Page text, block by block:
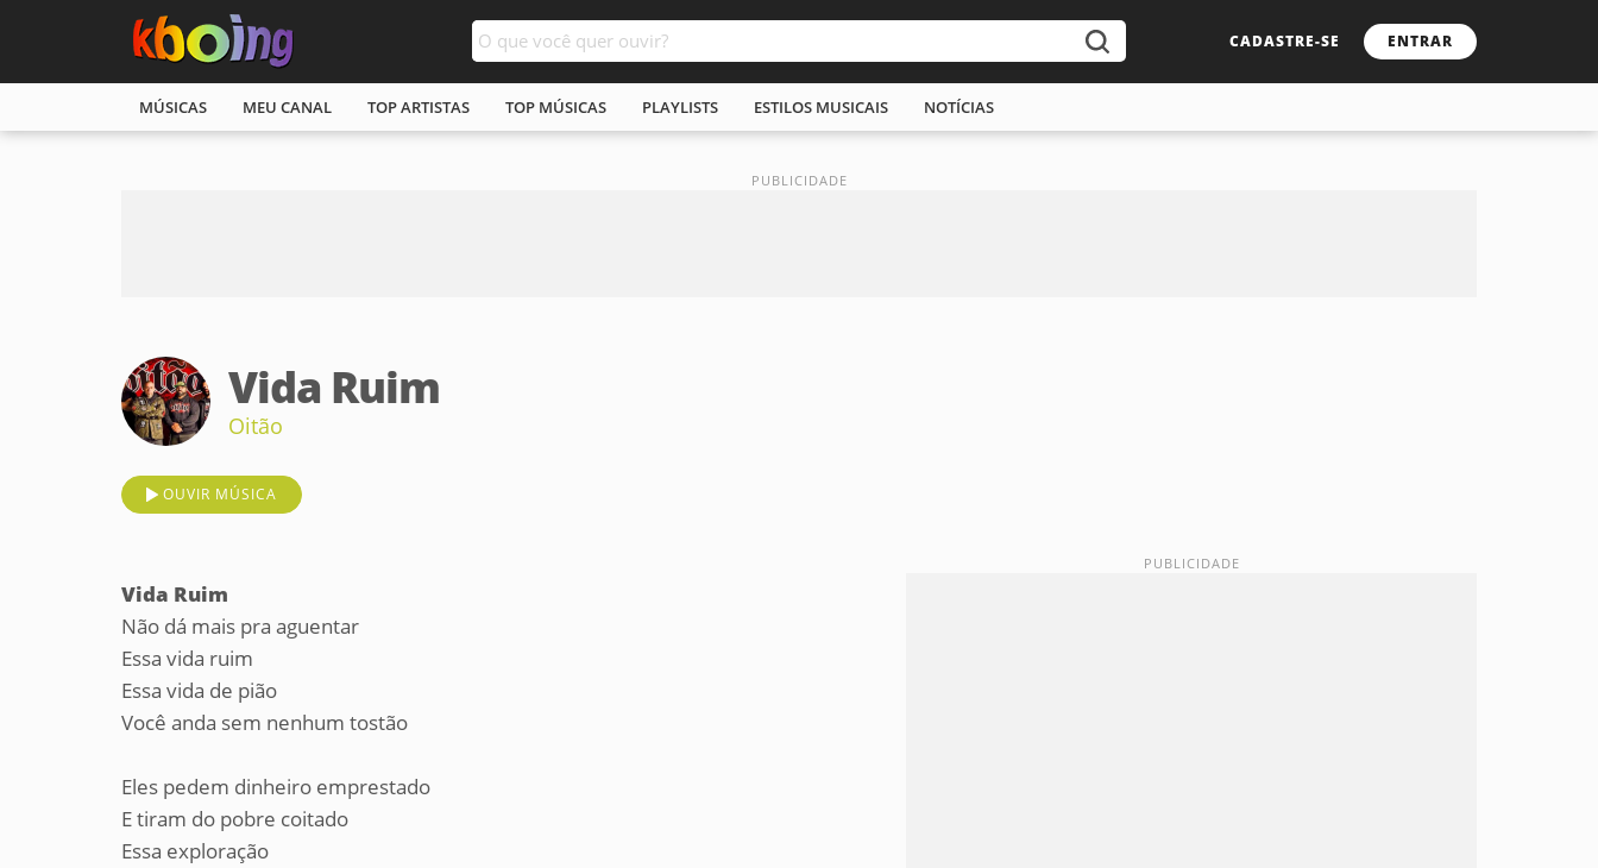
CADASTRE-SE ENTRAR
MÚSICAS MEU CANAL TOP ARTISTAS TOP MÚSICAS PLAYLISTS ESTILOS MUSICAIS NOTÍCIAS
Vida Ruim
Oitão
OUVIR MÚSICA
Vida Ruim
Não dá mais pra aguentar
Essa vida ruim
Essa vida de pião
Você anda sem nenhum tostão
Eles pedem dinheiro emprestado
E tiram do pobre coitado
Essa exploração